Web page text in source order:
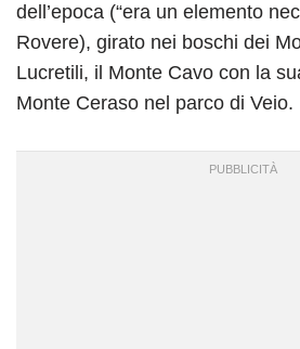
dell’epoca (“era un elemento
Rovere), girato nei boschi dei
Lucretili, il Monte Cavo con la
Monte Ceraso nel parco di Veio.